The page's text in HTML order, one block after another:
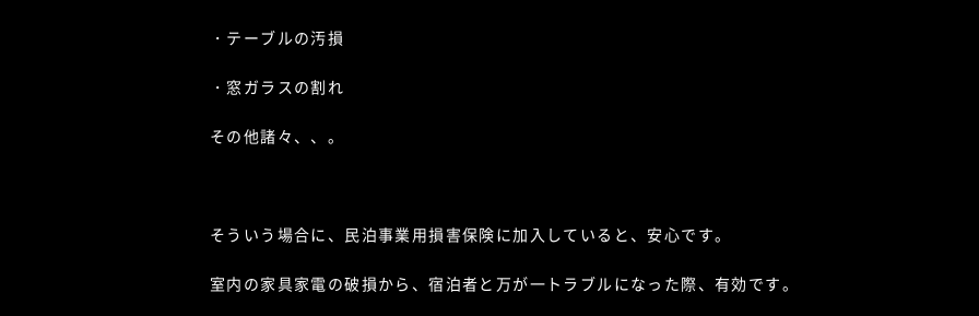
・テーブルの汚損
・窓ガラスの割れ
その他諸々、、。
そういう場合に、民泊事業用損害保険に加入していると、安心です。
室内の家具家電の破損から、宿泊者と万が一トラブルになった際、有効です。